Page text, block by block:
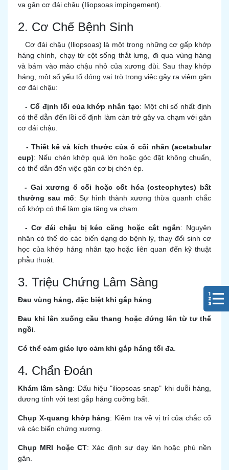
va gân cơ đái chậu (Iliopsoas impingement).
2. Cơ Chế Bệnh Sinh
Cơ đái chậu (Iliopsoas) là một trong những cơ gấp khớp
háng chính, chạy từ cột sống thắt lưng, đi qua vùng háng
và bám vào mào chậu nhỏ của xương đùi. Sau thay khớp
háng, một số yếu tố đóng vai trò trong việc gây ra viêm gân
cơ đái chậu:
- Cố định lối của khớp nhân tạo: Một chỉ số nhất định
có thể dẫn đến lồi cố định làm càn trở gây va chạm với gân
cơ đái chậu.
- Thiết kế và kích thước của ổ cối nhân (acetabular
cup): Nếu chén khớp quá lớn hoặc góc đặt không chuẩn,
có thể dẫn đến việc gân cơ bị chèn ép.
- Gai xương ổ cối hoặc cốt hóa (osteophytes) bất
thường sau mổ: Sự hình thành xương thừa quanh chắc
cố khớp có thể làm gia tăng va chạm.
- Cơ đái chậu bị kéo căng hoặc cắt ngắn: Nguyên
nhân có thể do các biến dạng do bệnh lý, thay đổi sinh cơ
học của khớp háng nhân tạo hoặc liên quan đến kỹ thuật
phẫu thuật.
3. Triệu Chứng Lâm Sàng
Đau vùng háng, đặc biệt khi gắp háng
Đau khi lên xuống cầu thang hoặc đứng lên từ tư thế
ngồi
Có thể cảm giác lực cảm khi gắp háng tối đa
4. Chẩn Đoán
Khám lâm sàng: Dấu hiệu "iliopsoas snap" khi duỗi háng,
dương tính với test gắp háng cưỡng bất.
Chụp X-quang khớp háng: Kiểm tra về vị trí của chắc cố
và các biến chứng xương.
Chụp MRI hoặc CT: Xác định sự dạy lên hoặc phù nền
gân.